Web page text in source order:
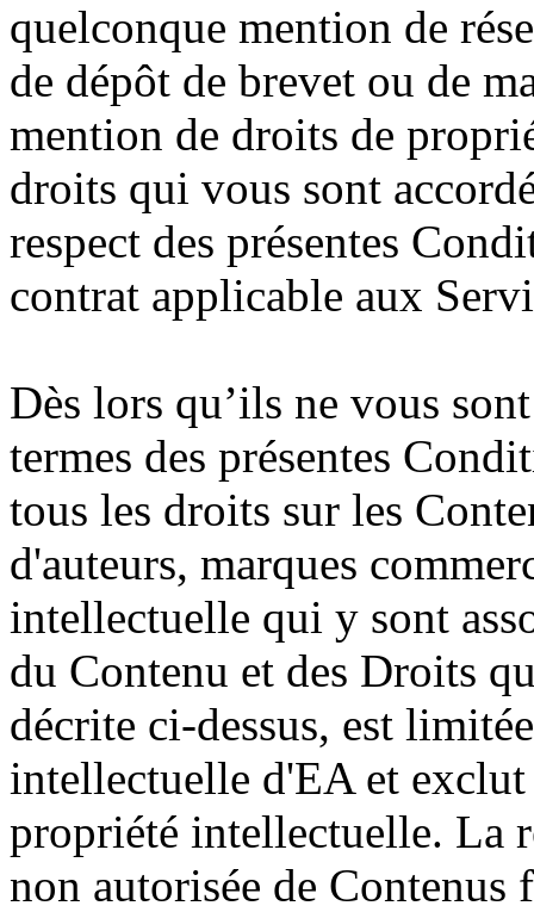
quelconque mention de
de dépôt de brevet ou de
mention de droits de
droits qui vous sont
respect des présentes
contrat applicable aux
Dès lors qu’ils ne vous
termes des présentes
tous les droits sur les
d'auteurs, marques
intellectuelle qui y sont
du Contenu et des Droits
décrite ci-dessus, est
intellectuelle d'EA et
propriété intellectuelle. La
non autorisée de